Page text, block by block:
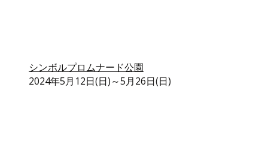
シンボルプロムナード公園
2024年5月12日(日)～5月26日(日)